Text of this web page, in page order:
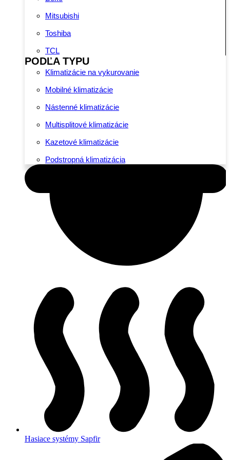
Mitsubishi
Toshiba
TCL
PODĽA TYPU
Klimatizácie na vykurovanie
Mobilné klimatizácie
Nástenné klimatizácie
Multisplitové klimatizácie
Kazetové klimatizácie
Podstropná klimatizácia
Hasiace systémy Sapfir